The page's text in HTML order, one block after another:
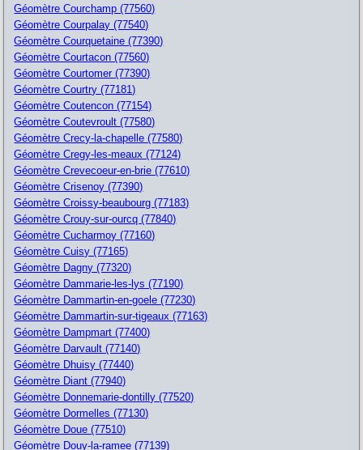
Géomètre Courchamp (77560)
Géomètre Courpalay (77540)
Géomètre Courquetaine (77390)
Géomètre Courtacon (77560)
Géomètre Courtomer (77390)
Géomètre Courtry (77181)
Géomètre Coutencon (77154)
Géomètre Coutevroult (77580)
Géomètre Crecy-la-chapelle (77580)
Géomètre Cregy-les-meaux (77124)
Géomètre Crevecoeur-en-brie (77610)
Géomètre Crisenoy (77390)
Géomètre Croissy-beaubourg (77183)
Géomètre Crouy-sur-ourcq (77840)
Géomètre Cucharmoy (77160)
Géomètre Cuisy (77165)
Géomètre Dagny (77320)
Géomètre Dammarie-les-lys (77190)
Géomètre Dammartin-en-goele (77230)
Géomètre Dammartin-sur-tigeaux (77163)
Géomètre Dampmart (77400)
Géomètre Darvault (77140)
Géomètre Dhuisy (77440)
Géomètre Diant (77940)
Géomètre Donnemarie-dontilly (77520)
Géomètre Dormelles (77130)
Géomètre Doue (77510)
Géomètre Douy-la-ramee (77139)